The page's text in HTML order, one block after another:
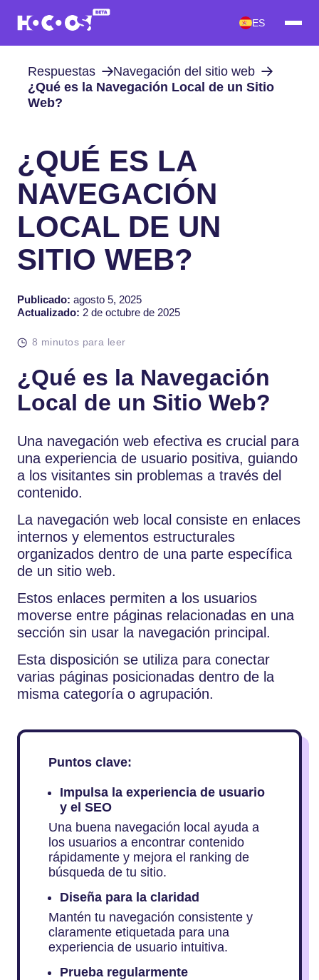
ES
Respuestas
Navegación del sitio web
¿Qué es la Navegación Local de un Sitio
Web?
¿QUÉ ES LA
NAVEGACIÓN
LOCAL DE UN
SITIO WEB?
Publicado: agosto 5, 2025
Actualizado: 2 de octubre de 2025
8 minutos para leer
¿Qué es la Navegación
Local de un Sitio Web?
Una navegación web efectiva es crucial para
una experiencia de usuario positiva, guiando
a los visitantes sin problemas a través del
contenido.
La navegación web local consiste en enlaces
internos y elementos estructurales
organizados dentro de una parte específica
de un sitio web.
Estos enlaces permiten a los usuarios
moverse entre páginas relacionadas en una
sección sin usar la navegación principal.
Esta disposición se utiliza para conectar
varias páginas posicionadas dentro de la
misma categoría o agrupación.
Puntos clave:
Impulsa la experiencia de usuario
y el SEO
Una buena navegación local ayuda a
los usuarios a encontrar contenido
rápidamente y mejora el ranking de
búsqueda de tu sitio.
Diseña para la claridad
Mantén tu navegación consistente y
claramente etiquetada para una
experiencia de usuario intuitiva.
Prueba regularmente